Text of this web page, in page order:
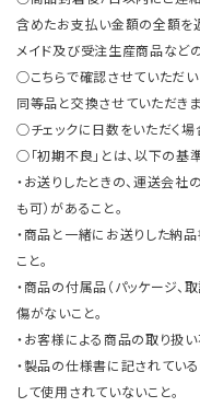
含めたお支払い金額の全額を
メイド及び受注生産商品など
○こちらで確認させていただ
同等品と交換させていただきま
○チェックに日数をいただく場
○「初期不良」とは、以下の基
・お送りしたときの、運送会社
も可）があること。
・商品と一緒にお送りした納品
こと。
・商品の付属品（パッケージ、
傷がないこと。
・お客様による商品の取り扱
・製品の仕様書に記されてい
して使用されていないこと。